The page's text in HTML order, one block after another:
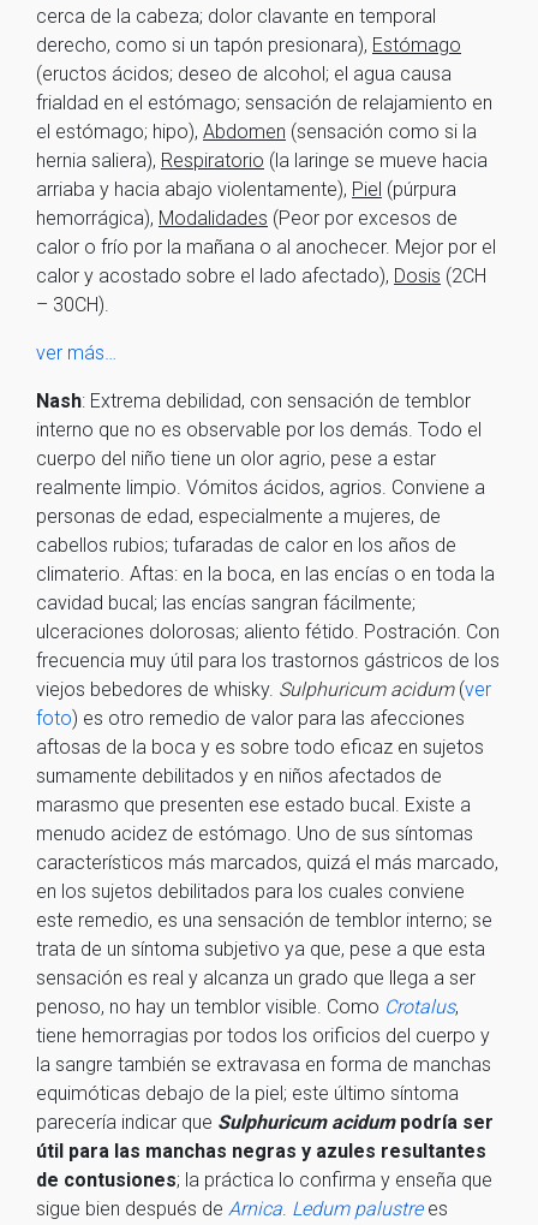
cerca de la cabeza; dolor clavante en temporal
derecho, como si un tapón presionara), Estómago
(eructos ácidos; deseo de alcohol; el agua causa
frialdad en el estómago; sensación de relajamiento en
el estómago; hipo), Abdomen (sensación como si la
hernia saliera), Respiratorio (la laringe se mueve hacia
arriaba y hacia abajo violentamente), Piel (púrpura
hemorrágica), Modalidades (Peor por excesos de
calor o frío por la mañana o al anochecer. Mejor por el
calor y acostado sobre el lado afectado), Dosis (2CH
– 30CH).
ver más…
Nash: Extrema debilidad, con sensación de temblor
interno que no es observable por los demás. Todo el
cuerpo del niño tiene un olor agrio, pese a estar
realmente limpio. Vómitos ácidos, agrios. Conviene a
personas de edad, especialmente a mujeres, de
cabellos rubios; tufaradas de calor en los años de
climaterio. Aftas: en la boca, en las encías o en toda la
cavidad bucal; las encías sangran fácilmente;
ulceraciones dolorosas; aliento fétido. Postración. Con
frecuencia muy útil para los trastornos gástricos de los
viejos bebedores de whisky. Sulphuricum acidum(ver
foto) es otro remedio de valor para las afecciones
aftosas de la boca y es sobre todo eficaz en sujetos
sumamente debilitados y en niños afectados de
marasmo que presenten ese estado bucal. Existe a
menudo acidez de estómago. Uno de sus síntomas
característicos más marcados, quizá el más marcado,
en los sujetos debilitados para los cuales conviene
este remedio, es una sensación de temblor interno; se
trata de un síntoma subjetivo ya que, pese a que esta
sensación es real y alcanza un grado que llega a ser
penoso, no hay un temblor visible. Como Crotalus,
tiene hemorragias por todos los orificios del cuerpo y
la sangre también se extravasa en forma de manchas
equimóticas debajo de la piel; este último síntoma
parecería indicar que Sulphuricum acidumpodría ser
útil para las manchas negras y azules resultantes
de contusiones; la práctica lo confirma y enseña que
sigue bien después de Arnica. Ledum palustrees